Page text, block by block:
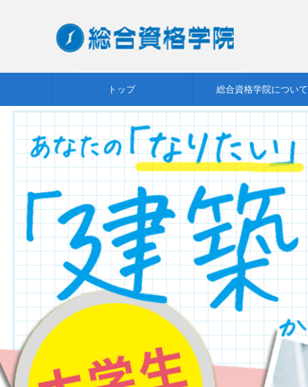
トップ 総合資格学院について